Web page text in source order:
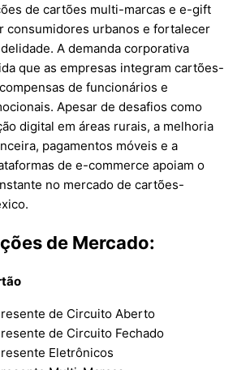
de cartões multi-marcas e e-gift
consumidores urbanos e fortalecer
A demanda corporativa
que as empresas integram cartões-
de funcionários e
Apesar de desafios como
digital em áreas rurais, a melhoria
pagamentos móveis e a
de e-commerce apoiam o
no mercado de cartões-
de Mercado:
de Circuito Aberto
de Circuito Fechado
Eletrônicos